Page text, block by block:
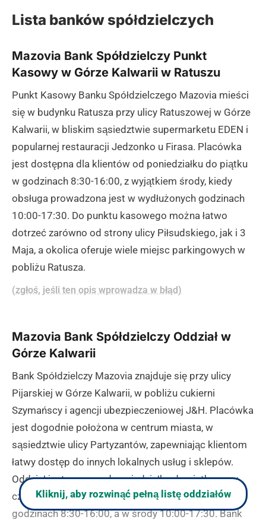
Lista banków spółdzielczych
Mazovia Bank Spółdzielczy Punkt
Kasowy w Górze Kalwarii w Ratuszu
Punkt Kasowy Banku Spółdzielczego Mazovia mieści
się w budynku Ratusza przy ulicy Ratuszowej w Górze
Kalwarii, w bliskim sąsiedztwie supermarketu EDEN i
popularnej restauracji Jedzonko u Firasa. Placówka
jest dostępna dla klientów od poniedziałku do piątku
w godzinach 8:30-16:00, z wyjątkiem środy, kiedy
obsługa prowadzona jest w wydłużonych godzinach
10:00-17:30. Do punktu kasowego można łatwo
dotrzeć zarówno od strony ulicy Piłsudskiego, jak i 3
Maja, a okolica oferuje wiele miejsc parkingowych w
pobliżu Ratusza.
(zgłoś, jeśli ten opis wprowadza w błąd)
Mazovia Bank Spółdzielczy Oddział w
Górze Kalwarii
Bank Spółdzielczy Mazovia znajduje się przy ulicy
Pijarskiej w Górze Kalwarii, w pobliżu cukierni
Szymańscy i agencji ubezpieczeniowej J&H. Placówka
jest dogodnie położona w centrum miasta, w
sąsiedztwie ulicy Partyzantów, zapewniając klientom
łatwy dostęp do innych lokalnych usług i sklepów.
Oddział jest czynny od poniedziałku do piątku, przy
czym w poniedziałek, wtorek, czwartek i piątek w
godzinach 8:30-16:00, a w środy 10:00-17:30. Bank
Kliknij, aby rozwinąć pełną listę oddziałów